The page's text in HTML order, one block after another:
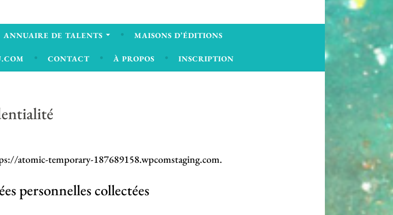
ANNUAIRE DE TALENTS MAISONS D’ÉDITIONS
CONTACT À PROPOS INSCRIPTION
atomic-temporary-187689158.wpcomstaging.com.
personnelles collectées